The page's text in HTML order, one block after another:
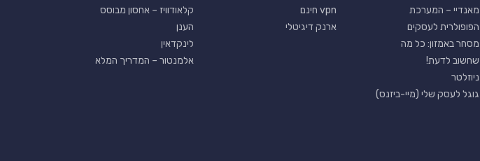
מאנדיי – המערכת
הפופולרית לעסקים
מסחר באמזון: כל מה
שחשוב לדעת!
ניוזלטר
גוגל לעסק שלי (מיי-ביזנס)
vpn חינם
ארנק דיגיטלי
קלאודוויז – אחסון מבוסס
הענן
לינקדאין
אלמנטור – המדריך המלא